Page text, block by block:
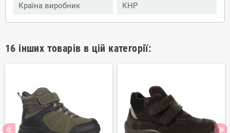
Країна виробник КНР
16 інших товарів в цій категорії: